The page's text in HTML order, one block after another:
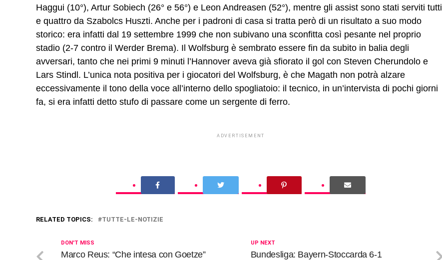
Haggui (10°), Artur Sobiech (26° e 56°) e Leon Andreasen (52°), mentre gli assist sono stati serviti tutti
e quattro da Szabolcs Huszti. Anche per i padroni di casa si tratta però di un risultato a suo modo
storico: era infatti dal 19 settembre 1999 che non subivano una sconfitta così pesante nel proprio
stadio (2-7 contro il Werder Brema). Il Wolfsburg è sembrato essere fin da subito in balia degli
avversari, tanto che nei primi 9 minuti l’Hannover aveva già sfiorato il gol con Steven Cherundolo e
Lars Stindl. L’unica nota positiva per i giocatori del Wolfsburg, è che Magath non potrà alzare
eccessivamente il tono della voce all’interno dello spogliatoio: il tecnico, in un’intervista di pochi giorni
fa, si era infatti detto stufo di passare come un sergente di ferro.
ADVERTISEMENT
RELATED TOPICS: TUTTE-LE-NOTIZIE
UP NEXT
Bundesliga: Bayern-Stoccarda 6-1
DON'T MISS
Marco Reus: “Che intesa con Goetze”